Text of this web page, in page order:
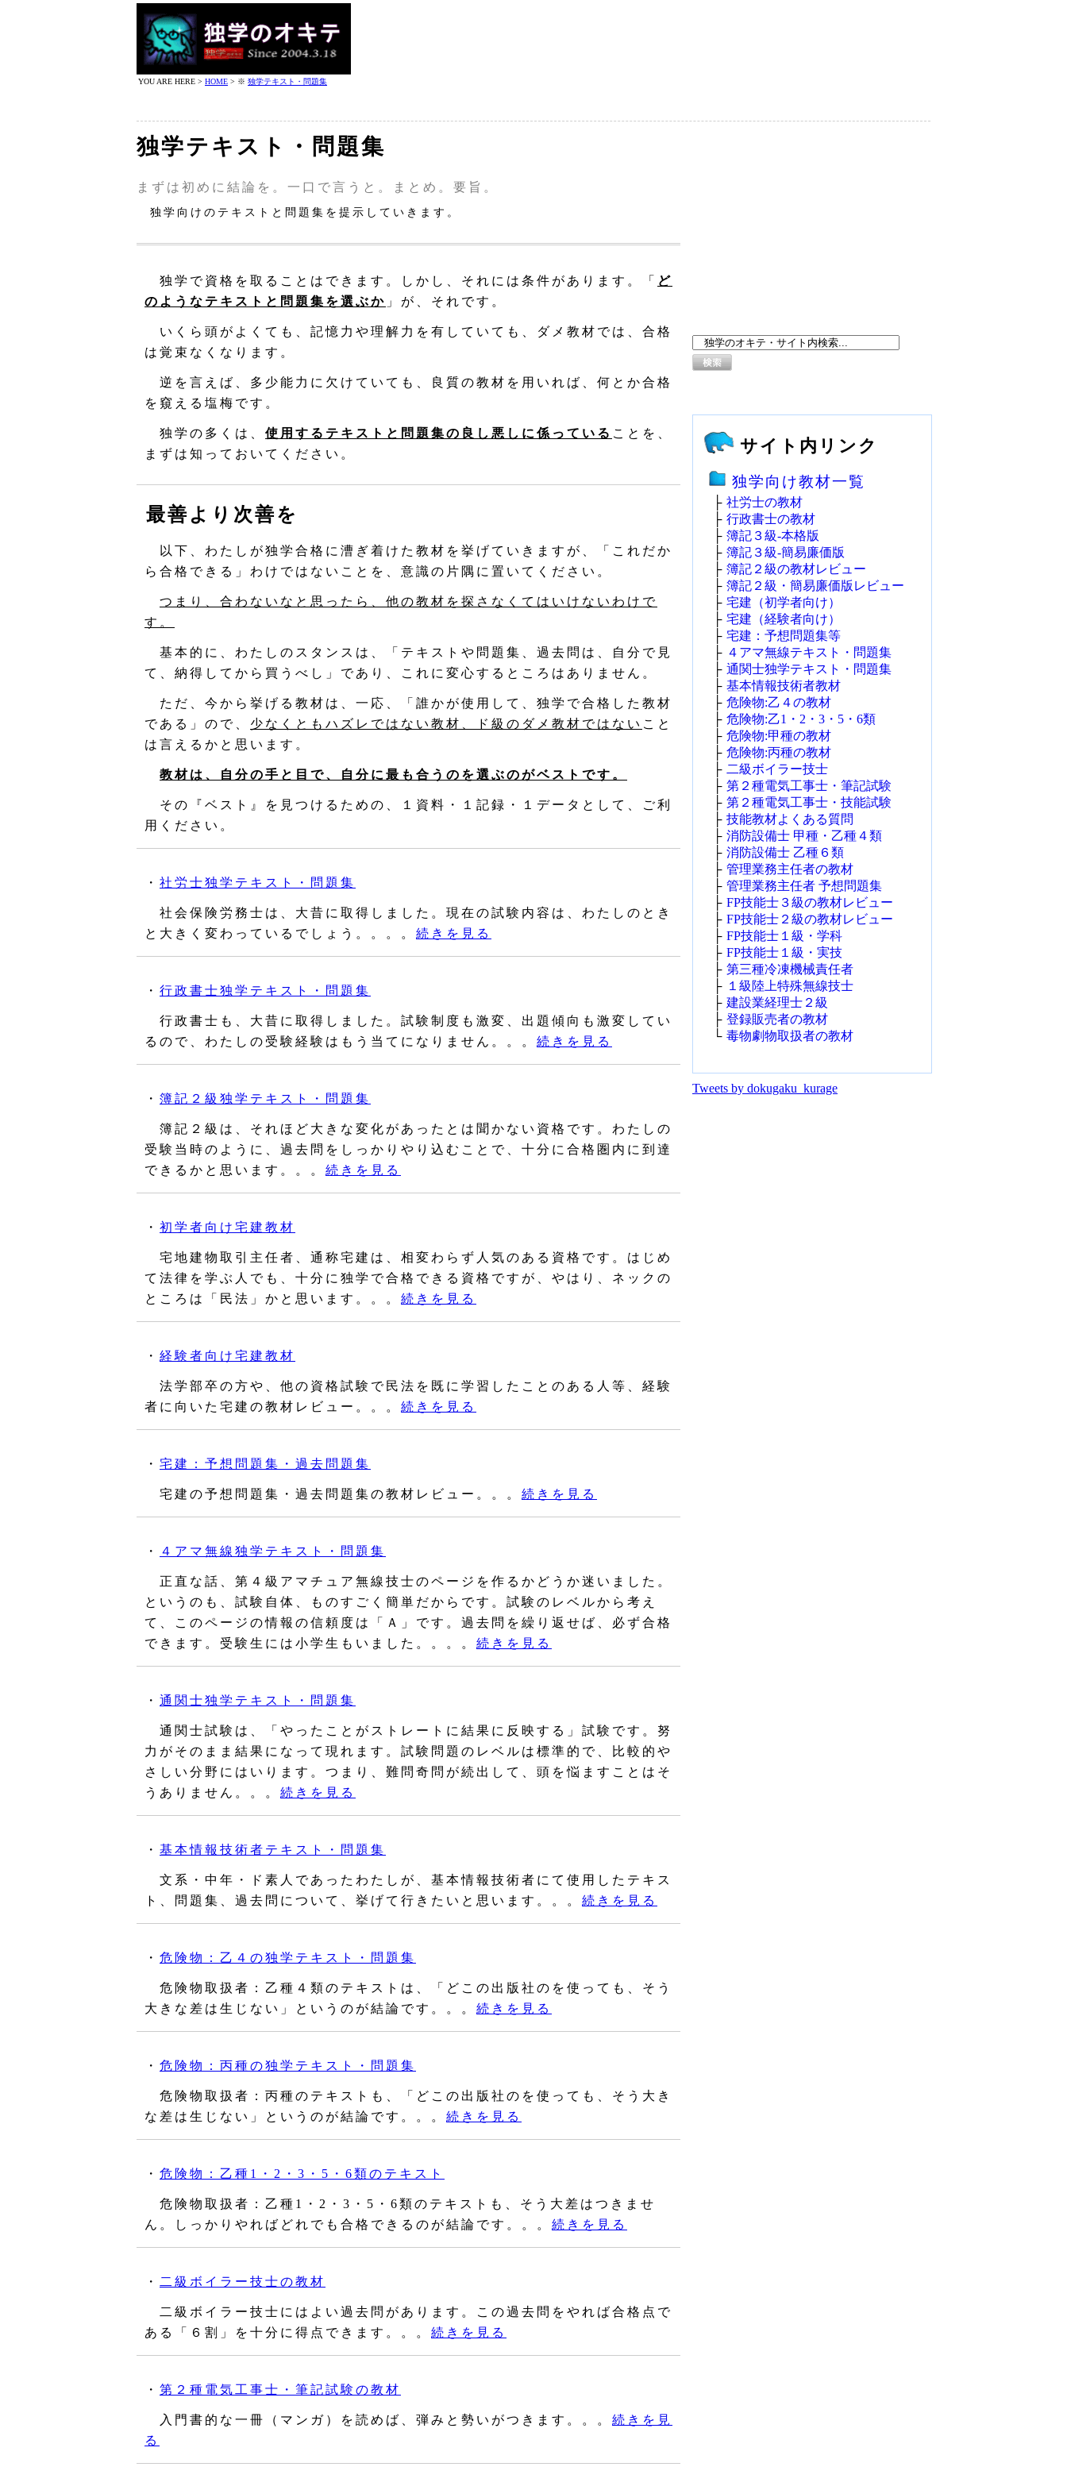
YOU ARE HERE > HOME > ※ 独学テキスト・問題集
独学テキスト・問題集
まずは初めに結論を。一口で言うと。まとめ。要旨。
独学向けのテキストと問題集を提示していきます。
独学で資格を取ることはできます。しかし、それには条件があります。「
ど
のようなテキストと問題集を選ぶか 」が、それです。
いくら頭がよくても、記憶力や理解力を有していても、ダメ教材では、合格
は覚束なくなります。
逆を言えば、多少能力に欠けていても、良質の教材を用いれば、何とか合格
を窺える塩梅です。
独学の多くは、 使用するテキストと問題集の良し悪しに係っている ことを、
まずは知っておいてください。
最善より次善を
以下、わたしが独学合格に漕ぎ着けた教材を挙げていきますが、「これだか
ら合格できる」わけではないことを、意識の片隅に置いてください。
つまり、合わないなと思ったら、他の教材を探さなくてはいけないわけで
す。
基本的に、わたしのスタンスは、「テキストや問題集、過去問は、自分で見
て、納得してから買うべし」であり、これに変心するところはありません。
ただ、今から挙げる教材は、一応、「誰かが使用して、独学で合格した教材
である」ので、 少なくともハズレではない教材、ド級のダメ教材ではない こと
は言えるかと思います。
教材は、自分の手と目で、自分に最も合うのを選ぶのがベストです。
その『ベスト』を見つけるための、１資料・１記録・１データとして、ご利
用ください。
・ 社労士独学テキスト・問題集
社会保険労務士は、大昔に取得しました。現在の試験内容は、わたしのとき
と大きく変わっているでしょう。。。。 続きを見る
・ 行政書士独学テキスト・問題集
行政書士も、大昔に取得しました。試験制度も激変、出題傾向も激変してい
るので、わたしの受験経験はもう当てになりません。。。 続きを見る
・ 簿記２級独学テキスト・問題集
簿記２級は、それほど大きな変化があったとは聞かない資格です。わたしの
受験当時のように、過去問をしっかりやり込むことで、十分に合格圏内に到達
できるかと思います。。。 続きを見る
・ 初学者向け宅建教材
宅地建物取引主任者、通称宅建は、相変わらず人気のある資格です。はじめ
て法律を学ぶ人でも、十分に独学で合格できる資格ですが、やはり、ネックの
ところは「民法」かと思います。。。 続きを見る
・ 経験者向け宅建教材
法学部卒の方や、他の資格試験で民法を既に学習したことのある人等、経験
者に向いた宅建の教材レビュー。。。 続きを見る
・ 宅建：予想問題集・過去問題集
宅建の予想問題集・過去問題集の教材レビュー。。。 続きを見る
・ ４アマ無線独学テキスト・問題集
正直な話、第４級アマチュア無線技士のページを作るかどうか迷いました。
というのも、試験自体、ものすごく簡単だからです。試験のレベルから考え
て、このページの情報の信頼度は「Ａ」です。過去問を繰り返せば、必ず合格
できます。受験生には小学生もいました。。。。 続きを見る
・ 通関士独学テキスト・問題集
通関士試験は、「やったことがストレートに結果に反映する」試験です。努
力がそのまま結果になって現れます。試験問題のレベルは標準的で、比較的や
さしい分野にはいります。つまり、難問奇問が続出して、頭を悩ますことはそ
うありません。。。 続きを見る
・ 基本情報技術者テキスト・問題集
文系・中年・ド素人であったわたしが、基本情報技術者にて使用したテキス
ト、問題集、過去問について、挙げて行きたいと思います。。。 続きを見る
・ 危険物：乙４の独学テキスト・問題集
危険物取扱者：乙種４類のテキストは、「どこの出版社のを使っても、そう
大きな差は生じない」というのが結論です。。。 続きを見る
・ 危険物：丙種の独学テキスト・問題集
危険物取扱者：丙種のテキストも、「どこの出版社のを使っても、そう大き
な差は生じない」というのが結論です。。。 続きを見る
・ 危険物：乙種1・2・3・5・6類のテキスト
危険物取扱者：乙種1・2・3・5・6類のテキストも、そう大差はつきませ
ん。しっかりやればどれでも合格できるのが結論です。。。 続きを見る
・ 二級ボイラー技士の教材
二級ボイラー技士にはよい過去問があります。この過去問をやれば合格点で
ある「６割」を十分に得点できます。。。 続きを見る
・ 第２種電気工事士・筆記試験の教材
入門書的な一冊（マンガ）を読めば、弾みと勢いがつきます。。。 続きを見
る
サイト内リンク
独学向け教材一覧
├ 社労士の教材
├ 行政書士の教材
├ 簿記３級‐本格版
├ 簿記３級‐簡易廉価版
├ 簿記２級の教材レビュー
├ 簿記２級・簡易廉価版レビュー
├ 宅建（初学者向け）
├ 宅建（経験者向け）
├ 宅建：予想問題集等
├ ４アマ無線テキスト・問題集
├ 通関士独学テキスト・問題集
├ 基本情報技術者教材
├ 危険物:乙４の教材
├ 危険物:乙1・2・3・5・6類
├ 危険物:甲種の教材
├ 危険物:丙種の教材
├ 二級ボイラー技士
├ 第２種電気工事士・筆記試験
├ 第２種電気工事士・技能試験
├ 技能教材よくある質問
├ 消防設備士 甲種・乙種４類
├ 消防設備士 乙種６類
├ 管理業務主任者の教材
├ 管理業務主任者 予想問題集
├ FP技能士３級の教材レビュー
├ FP技能士２級の教材レビュー
├ FP技能士１級・学科
├ FP技能士１級・実技
├ 第三種冷凍機械責任者
├ １級陸上特殊無線技士
├ 建設業経理士２級
├ 登録販売者の教材
└ 毒物劇物取扱者の教材
Tweets by dokugaku_kurage